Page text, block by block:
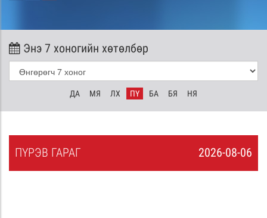
Энэ 7 хоногийн хөтөлбөр
ДА МЯ ЛХ ПҮ БА БЯ НЯ
2026-08-06
ПҮРЭВ ГАРАГ